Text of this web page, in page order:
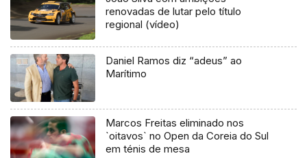
renovadas de lutar pelo título
regional (vídeo)
Daniel Ramos diz “adeus” ao
Marítimo
Marcos Freitas eliminado nos
`oitavos` no Open da Coreia do Sul
em ténis de mesa